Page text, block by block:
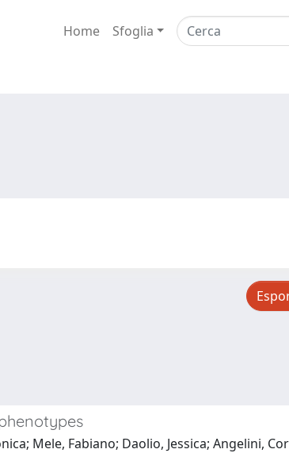
Home Sfoglia
Mele, Fabiano; Daolio, Jessica; Angelini,